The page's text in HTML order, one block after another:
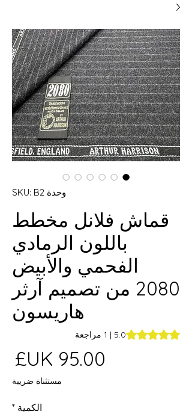
وحدة SKU: B2
قماش فلانل مخطط
باللون الرمادي
الفحمي والأبيض
2080 من تصميم آرثر
هاريسون
is 5.0 out of five stars based on 1 review
5.0 | 1 مراجعة
مستثناة ضريبة
الكمية *